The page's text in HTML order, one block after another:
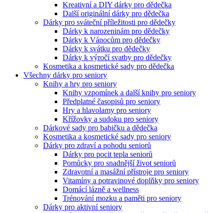
Kreativní a DIY dárky pro dědečka
Další originální dárky pro dědečka
Dárky pro sváteční příležitosti pro dědečky
Dárky k narozeninám pro dědečky
Dárky k Vánocům pro dědečky
Dárky k svátku pro dědečky
Dárky k výročí svatby pro dědečky
Kosmetika a kosmetické sady pro dědečka
Všechny dárky pro seniory
Knihy a hry pro seniory
Knihy vzpomínek a další knihy pro seniory
Předplatné časopisů pro seniory
Hry a hlavolamy pro seniory
Křížovky a sudoku pro seniory
Dárkové sady pro babičku a dědečka
Kosmetika a kosmetické sady pro seniory
Dárky pro zdraví a pohodu seniorů
Dárky pro pocit tepla seniorů
Pomůcky pro snadnější život seniorů
Zdravotní a masážní přístroje pro seniory
Vitamíny a potravinové doplňky pro seniory
Domácí lázně a wellness
Trénování mozku a paměti pro seniory
Dárky pro aktivní seniory